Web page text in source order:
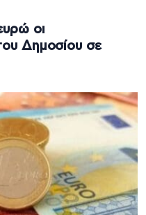
οι
Δημοσίου σε